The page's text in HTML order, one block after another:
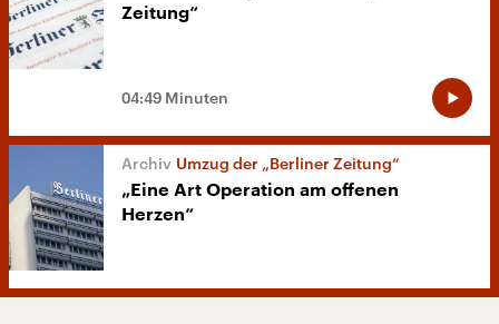
Zeitung“
04:49 Minuten
Umzug der „Berliner Zeitung“
„Eine Art Operation am offenen
Herzen“